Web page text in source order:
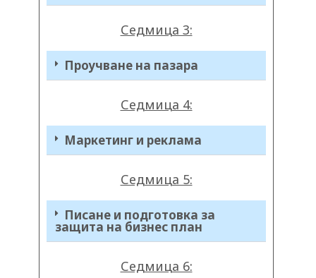
Седмица 3:
Проучване на пазара
Седмица 4:
Маркетинг и реклама
Седмица 5:
Писане и подготовка за
защита на бизнес план
Седмица 6: